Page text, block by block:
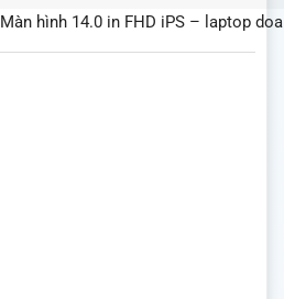
Màn hình 14.0 in FHD iPS – laptop